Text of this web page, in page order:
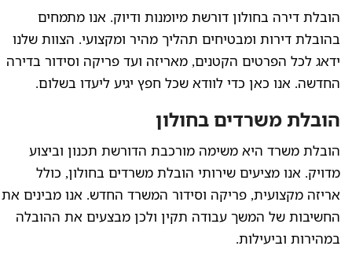
הובלת דירה בחולון דורשת מיומנות ודיוק. אנו מתמחים
בהובלת דירות ומבטיחים תהליך מהיר ומקצועי. הצוות שלנו
ידאג לכל הפרטים הקטנים, מאריזה ועד פריקה וסידור בדירה
החדשה. אנו כאן כדי לוודא שכל חפץ יגיע ליעדו בשלום.
הובלת משרדים בחולון
הובלת משרד היא משימה מורכבת הדורשת תכנון וביצוע
מדויק. אנו מציעים שירותי הובלת משרדים בחולון, כולל
אריזה מקצועית, פריקה וסידור המשרד החדש. אנו מבינים את
החשיבות של המשך עבודה תקין ולכן מבצעים את ההובלה
במהירות וביעילות.